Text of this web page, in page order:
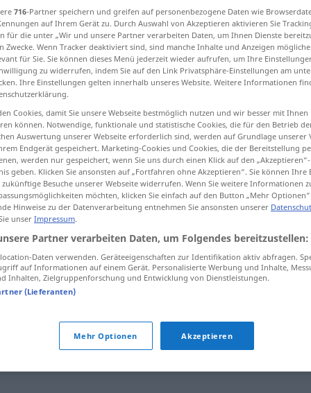
weiblich
)
Veranschlagung
716-Partner speichern und greifen auf personenbezogene Daten wie
auf Ihrem Gerät zu. Durch Auswahl von Akzeptieren aktivieren Sie
für die unter „Wir und unsere Partner verarbeiten Daten, um Ihnen Dienste
Zwecke. Wenn Tracker deaktiviert sind, sind manche Inhalte und Anzeigen
für Sie. Sie können dieses Menü jederzeit wieder aufrufen, um Ihre
zu widerrufen, indem Sie auf den Link Privatsphäre-Einstellungen am
Ihre Einstellungen gelten innerhalb unseres Website. Weitere Informationen
Cookies, damit Sie unsere Webseite bestmöglich nutzen und wir besser mit Ihnen
können. Notwendige, funktionale und statistische Cookies, die für den Betrieb
Auswertung unserer Webseite erforderlich sind, werden auf Grundlage unserer
Endgerät gespeichert. Marketing-Cookies und Cookies, die der Bereitstellung
werden nur gespeichert, wenn Sie uns durch einen Klick auf den
geben. Klicken Sie ansonsten auf „Fortfahren ohne Akzeptieren“. Sie können
Besuche unserer Webseite widerrufen. Wenn Sie weitere Informationen
möchten, klicken Sie einfach auf den Button „Mehr
Hinweise zu der Datenverarbeitung entnehmen Sie ansonsten unserer
unser Impressum.
Partner verarbeiten Daten, um Folgendes bereitzustellen:
Daten verwenden. Geräteeigenschaften zur Identifikation aktiv abfragen.
auf Informationen auf einem Gerät. Personalisierte Werbung und Inhalte,
Inhalten, Zielgruppenforschung und Entwicklung von Dienstleistungen.
(Lieferanten)
Mehr Optionen Akzeptieren